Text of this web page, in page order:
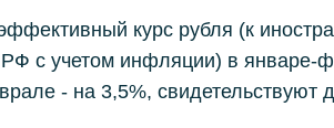
курс рубля (к
с учетом инфляции) в январе-
- на 3,5%, свидетельствуют